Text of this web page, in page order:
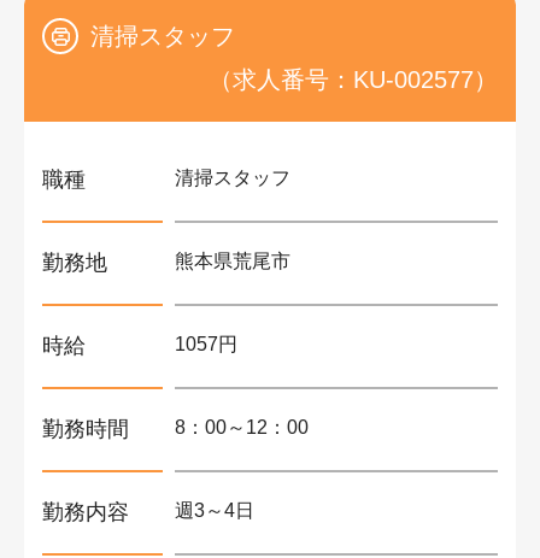
清掃スタッフ
（求人番号：KU-002577）
職種 清掃スタッフ
勤務地 熊本県荒尾市
時給 1057円
勤務時間 8：00～12：00
勤務内容 週3～4日